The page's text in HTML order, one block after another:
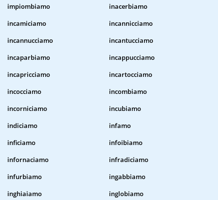
impiombiamo
inacerbiamo
incamiciamo
incannicciamo
incannucciamo
incantucciamo
incaparbiamo
incappucciamo
incapricciamo
incartocciamo
incocciamo
incombiamo
incorniciamo
incubiamo
indiciamo
infamo
inficiamo
infoibiamo
infornaciamo
infradiciamo
infurbiamo
ingabbiamo
inghiaiamo
inglobiamo